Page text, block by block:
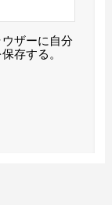
ザーに自分
存する。